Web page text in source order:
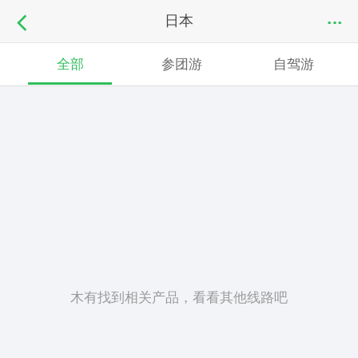
日本
全部 参团游 自驾游
木有找到相关产品，看看其他线路吧